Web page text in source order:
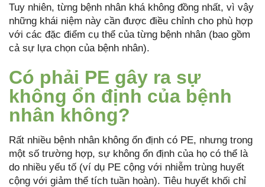
Tuy nhiên, từng bệnh nhân khá không đồng nhất, vì vậy
những khái niệm này cần được điều chỉnh cho phù hợp
với các đặc điểm cụ thể của từng bệnh nhân (bao gồm
cả sự lựa chọn của bệnh nhân).
Có phải PE gây ra sự
không ổn định của bệnh
nhân không?
Rất nhiều bệnh nhân không ổn định có PE, nhưng trong
một số trường hợp, sự không ổn định của họ có thể là
do nhiều yếu tố (ví dụ PE cộng với nhiễm trùng huyết
cộng với giảm thể tích tuần hoàn). Tiêu huyết khối chỉ